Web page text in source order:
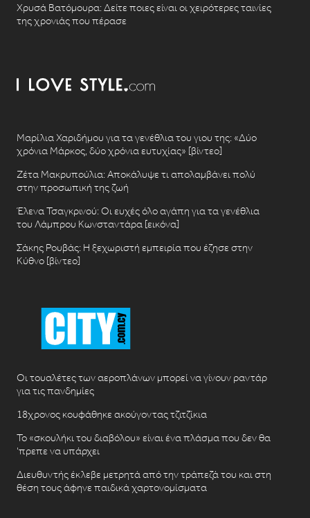
Χρυσά Βατόμουρα: Δείτε ποιες είναι οι χειρότερες ταινίες
της χρονιάς που πέρασε
Μαρίλια Χαριδήμου για τα γενέθλια του γιου της: «Δύο
χρόνια Μάρκος, δύο χρόνια ευτυχίας» [βίντεο]
Ζέτα Μακρυπούλια: Αποκάλυψε τι απολαμβάνει πολύ
στην προσωπική της ζωή
Έλενα Τσαγκρινού: Οι ευχές όλο αγάπη για τα γενέθλια
του Λάμπρου Κωνσταντάρα [εικόνα]
Σάκης Ρουβάς: Η ξεχωριστή εμπειρία που έζησε στην
Κύθνο [βίντεο]
Οι τουαλέτες των αεροπλάνων μπορεί να γίνουν ραντάρ
για τις πανδημίες
18χρονος κουφάθηκε ακούγοντας τζιτζίκια
Το «σκουλήκι του διαβόλου» είναι ένα πλάσμα που δεν θα
‘πρεπε να υπάρχει
Διευθυντής έκλεβε μετρητά από την τράπεζά του και στη
θέση τους άφηνε παιδικά χαρτονομίσματα